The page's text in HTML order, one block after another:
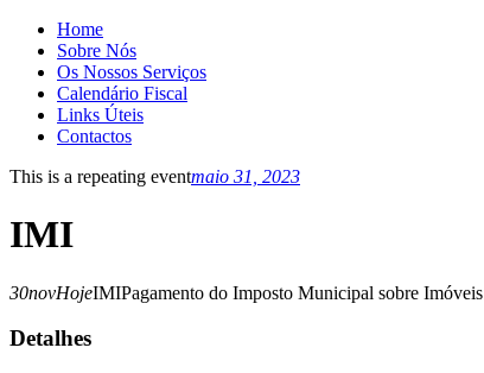
Home
Sobre Nós
Os Nossos Serviços
Calendário Fiscal
Links Úteis
Contactos
This is a repeating eventmaio 31, 2023
IMI
30novHojeIMIPagamento do Imposto Municipal sobre Imóveis
Detalhes